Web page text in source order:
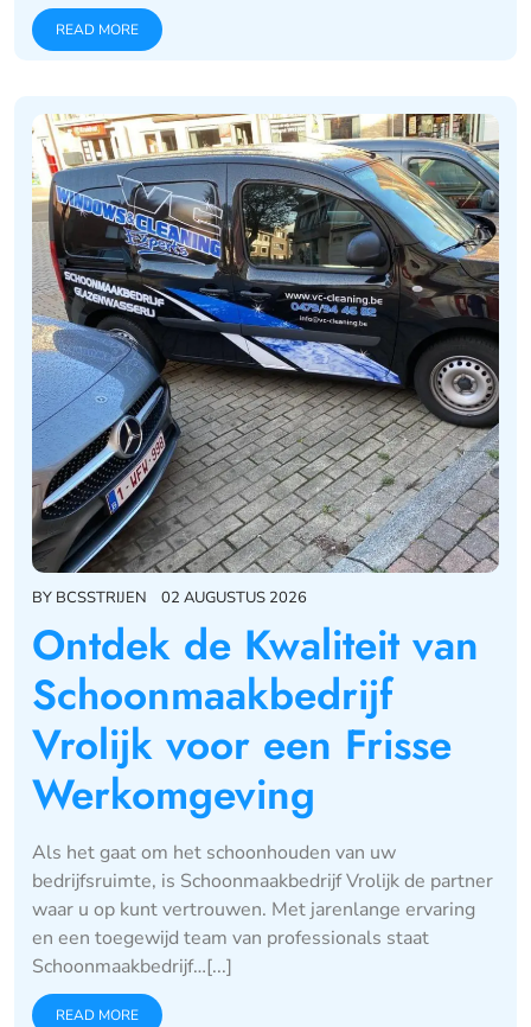
READ MORE
BY BCSSTRIJEN 02 AUGUSTUS 2026
Ontdek de Kwaliteit van
Schoonmaakbedrijf
Vrolijk voor een Frisse
Werkomgeving
Als het gaat om het schoonhouden van uw
bedrijfsruimte, is Schoonmaakbedrijf Vrolijk de partner
waar u op kunt vertrouwen. Met jarenlange ervaring
en een toegewijd team van professionals staat
Schoonmaakbedrijf…[...]
READ MORE